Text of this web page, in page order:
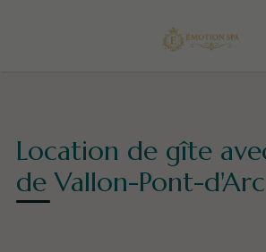
Location de gîte
de Vallon-Pont-d'Arc